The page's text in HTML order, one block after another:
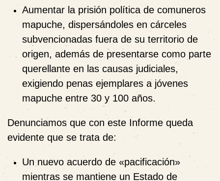
Aumentar la prisión política de comuneros
mapuche, dispersándoles en cárceles
subvencionadas fuera de su territorio de
origen, además de presentarse como parte
querellante en las causas judiciales,
exigiendo penas ejemplares a jóvenes
mapuche entre 30 y 100 años.
Denunciamos que con este Informe queda
evidente que se trata de:
Un nuevo acuerdo de «pacificación»
mientras se mantiene un Estado de